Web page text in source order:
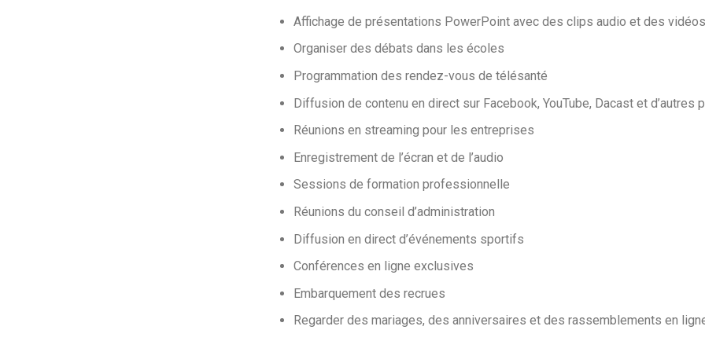
Affichage de présentations PowerPoint avec des clips audio et des vidéos
Organiser des débats dans les écoles
Programmation des rendez-vous de télésanté
Diffusion de contenu en direct sur Facebook, YouTube, Dacast et d’autres
Réunions en streaming pour les entreprises
Enregistrement de l’écran et de l’audio
Sessions de formation professionnelle
Réunions du conseil d’administration
Diffusion en direct d’événements sportifs
Conférences en ligne exclusives
Embarquement des recrues
Regarder des mariages, des anniversaires et des rassemblements en